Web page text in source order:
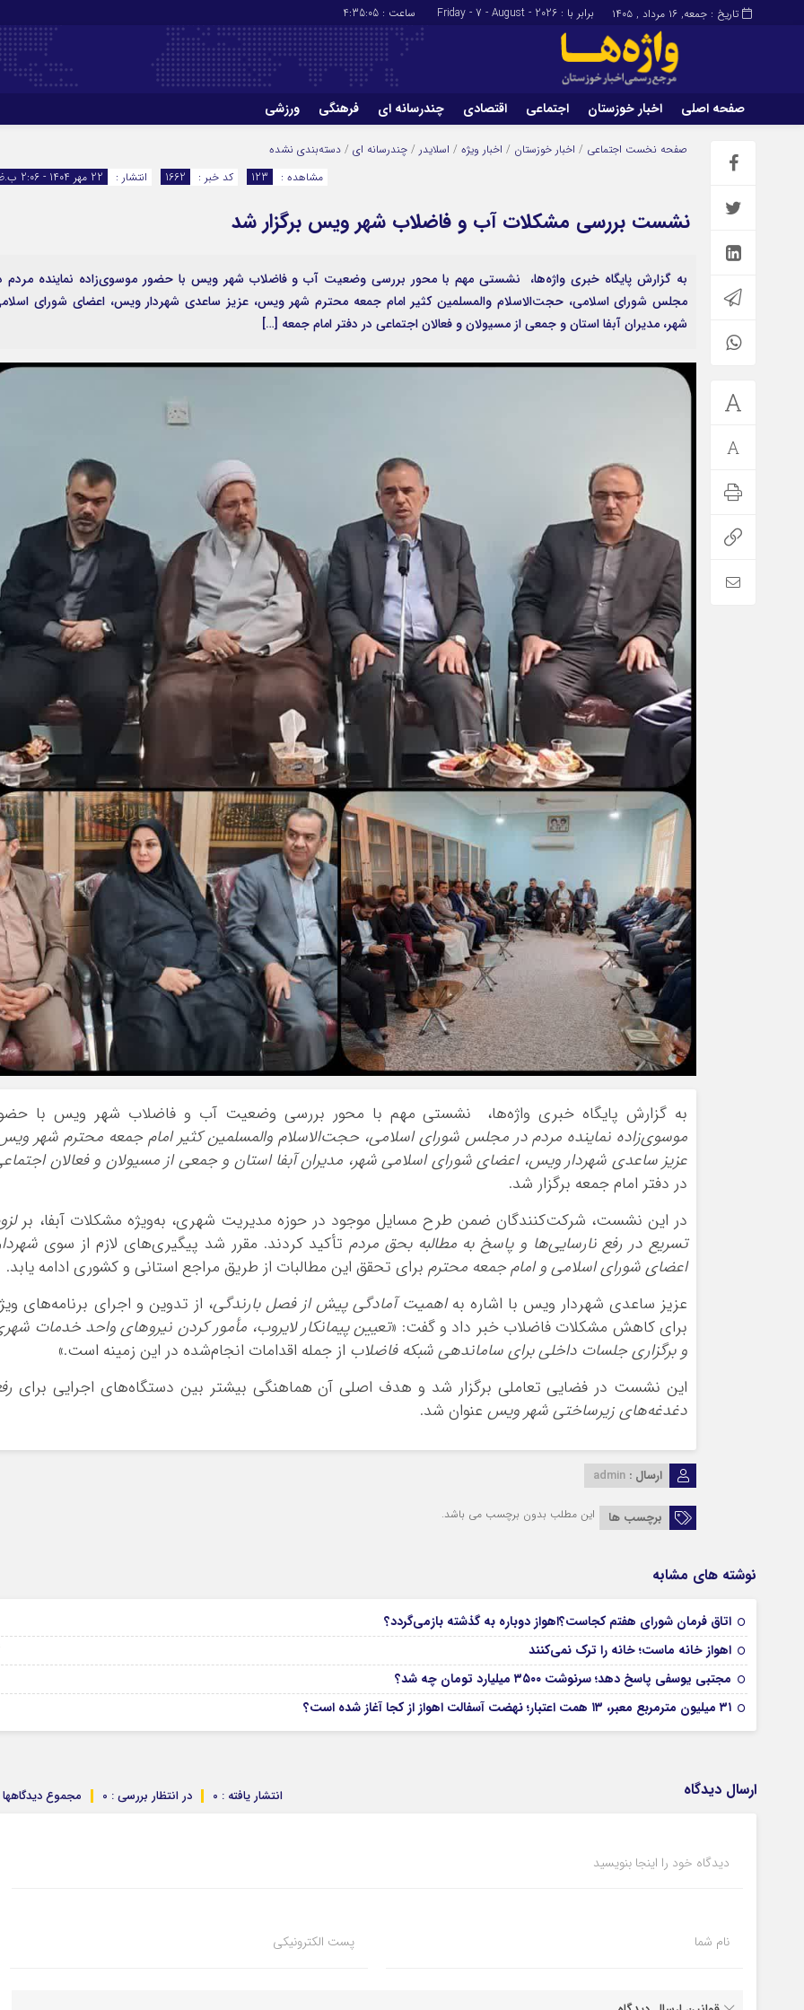
تاریخ : جمعه, ۱۶ مرداد , ۱۴۰۵ برابر با : Friday - 7 - August - 2026 ساعت : 4:35:06
صفحه اصلی اخبار خوزستان اجتماعی اقتصادی چندرسانه ای فرهنگی ورزشی
برگه نمونه تماس با ما چاپ صفحه نخست اجتماعی / اخبار خوزستان / اخبار ویژه / اسلایدر / چندرسانه ای / دسته‌بندی نشده
انتشار :
22 مهر 1404 - 2:06 ب.ظ کد خبر : 1662 مشاهده : 123
نشست بررسی مشکلات آب و فاضلاب شهر ویس برگزار شد
به گزارش پایگاه خبری واژه‌ها، نشستی مهم با محور بررسی وضعیت آب و فاضلاب شهر ویس با حضور موسوی‌زاده نماینده مردم
مجلس شورای اسلامی، حجت‌الاسلام والمسلمین کثیر امام جمعه محترم شهر ویس، عزیز ساعدی شهردار ویس، اعضای شورای
شهر، مدیران آبفا استان و جمعی از مسیولان و فعالان اجتماعی در دفتر امام جمعه […]
به گزارش پایگاه خبری واژه‌ها، نشستی مهم با محور بررسی وضعیت آب و فاضلاب شهر ویس با
موسوی‌زاده نماینده مردم در مجلس شورای اسلامی، حجت‌الاسلام والمسلمین کثیر امام جمعه محترم شهر
عزیز ساعدی شهردار ویس، اعضای شورای اسلامی شهر، مدیران آبفا استان و جمعی از مسیولان و فعالان
در دفتر امام جمعه برگزار شد.
در این نشست، شرکت‌کنندگان ضمن طرح مسایل موجود در حوزه مدیریت شهری، به‌ویژه مشکلات آبفا، بر
تسریع در رفع نارسایی‌ها و پاسخ به مطالبه بحق مردمتأکید کردند. مقرر شد پیگیری‌های لازم از سوی
اعضای شورای اسلامی و امام جمعه محترم برای تحقق این مطالبات از طریق مراجع استانی و کشوری ادامه یابد.
عزیز ساعدی شهردار ویس با اشاره بهاهمیت آمادگی پیش از فصل بارندگی، از تدوین و اجرای برنامه‌های
برای کاهش مشکلات فاضلاب خبر داد و گفت: «تعیین پیمانکار لایروب، مأمور کردن نیروهای واحد خدمات
و برگزاری جلسات داخلی برای ساماندهی شبکه فاضلاب از جمله اقدامات انجام‌شده در این زمینه است.»
این نشست در فضایی تعاملی برگزار شد و هدف اصلی آن هماهنگی بیشتر بین دستگاه‌های اجرایی برای
دغدغه‌های زیرساختی شهر ویس عنوان شد.
ارسال : admin
برچسب ها این مطلب بدون برچسب می باشد.
نوشته های مشابه
اتاق فرمان شورای هفتم کجاست؟اهواز دوباره به گذشته بازمی‌گردد؟
اهواز خانه ماست؛ خانه را ترک نمی‌کنند
مجتبی یوسفی پاسخ دهد؛ سرنوشت ۳۵۰۰ میلیارد تومان چه شد؟
۳۱ میلیون مترمربع معبر، ۱۳ همت اعتبار؛ نهضت آسفالت اهواز از کجا آغاز شده است؟
ارسال دیدگاه مجموع دیدگاهها در انتظار بررسی : 0 انتشار یافته : 0
دیدگاه خود را اینجا بنویسید
نام شما پست الکترونیکی